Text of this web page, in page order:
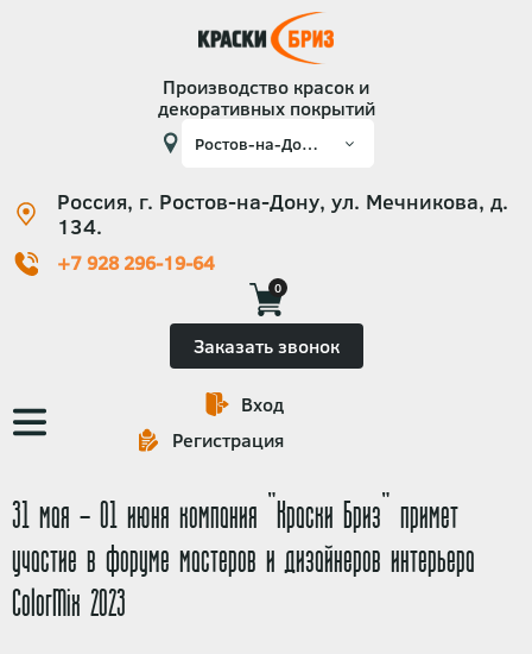
Производство красок и
декоративных покрытий
Россия, г. Ростов-на-Дону, ул. Мечникова, д.
134.
+7 928 296-19-64
0
Заказать звонок
Основная
навигация
Вход
Регистрация
31 мая - 01 июня компания "Краски Бриз" примет
участие в форуме мастеров и дизайнеров интерьера
ColorMix 2023